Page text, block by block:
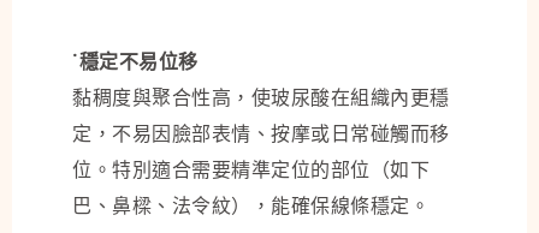
˙穩定不易位移
黏稠度與聚合性高，使玻尿酸在組織內更穩
定，不易因臉部表情、按摩或日常碰觸而移
位。特別適合需要精準定位的部位（如下
巴、鼻樑、法令紋），能確保線條穩定。